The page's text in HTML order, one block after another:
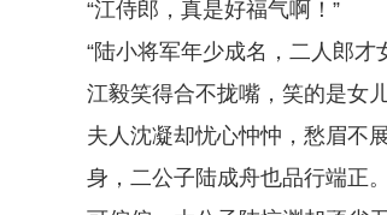
“江侍郎，真是好福气啊！”
“陆小将军年少成名，二人郎
江毅笑得合不拢嘴，笑的是女
夫人沈凝却忧心忡忡，愁眉不
身，二公子陆成舟也品行端正。